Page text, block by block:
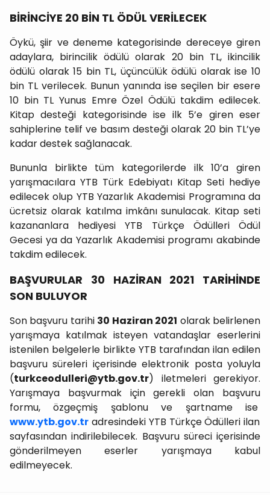
BİRİNCİYE 20 BİN TL ÖDÜL VERİLECEK
Öykü, şiir ve deneme kategorisinde dereceye giren
adaylara, birincilik ödülü olarak 20 bin TL, ikincilik
ödülü olarak 15 bin TL, üçüncülük ödülü olarak ise 10
bin TL verilecek. Bunun yanında ise seçilen bir esere
10 bin TL Yunus Emre Özel Ödülü takdim edilecek.
Kitap desteği kategorisinde ise ilk 5’e giren eser
sahiplerine telif ve basım desteği olarak 20 bin TL’ye
kadar destek sağlanacak.
Bununla birlikte tüm kategorilerde ilk 10’a giren
yarışmacılara YTB Türk Edebiyatı Kitap Seti hediye
edilecek olup YTB Yazarlık Akademisi Programına da
ücretsiz olarak katılma imkânı sunulacak. Kitap seti
kazananlara hediyesi YTB Türkçe Ödülleri Ödül
Gecesi ya da Yazarlık Akademisi programı akabinde
takdim edilecek.
BAŞVURULAR 30 HAZİRAN 2021 TARİHİNDE
SON BULUYOR
Son başvuru tarihi 30 Haziran 2021 olarak belirlenen
yarışmaya katılmak isteyen vatandaşlar eserlerini
istenilen belgelerle birlikte YTB tarafından ilan edilen
başvuru süreleri içerisinde elektronik posta yoluyla
(turkceodulleri@ytb.gov.tr) iletmeleri gerekiyor.
Yarışmaya başvurmak için gerekli olan başvuru
formu, özgeçmiş şablonu ve şartname ise
www.ytb.gov.tr adresindeki YTB Türkçe Ödülleri ilan
sayfasından indirilebilecek. Başvuru süreci içerisinde
gönderilmeyen eserler yarışmaya kabul
edilmeyecek.